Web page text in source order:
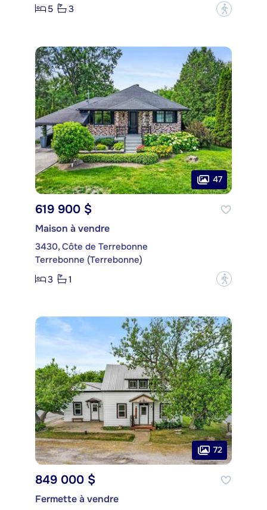
5
3 ?
47
619 900 $
Maison à vendre
3430, Côte de Terrebonne
Terrebonne (Terrebonne)
3
1 ?
72
849 000 $
Fermette à vendre